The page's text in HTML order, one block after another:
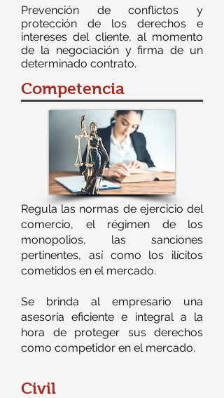
Prevención de conflictos y
protección de los derechos e
intereses del cliente, al momento
de la negociación y firma de un
determinado contrato.
Competencia
Regula las normas de ejercicio del
comercio, el régimen de los
monopolios, las sanciones
pertinentes, así como los ilícitos
cometidos en el mercado.
Se brinda al empresario una
asesoría eficiente e integral a la
hora de proteger sus derechos
como competidor en el mercado.
Civil